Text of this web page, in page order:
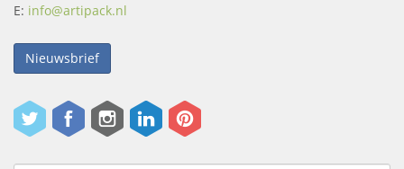
E: info@artipack.nl
Nieuwsbrief